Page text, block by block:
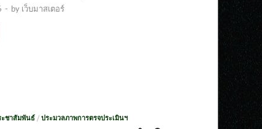
- by เว็บมาสเตอร์
ะชาสัมพันธ์ / ประมวลภาพการตรจประเมินฯ